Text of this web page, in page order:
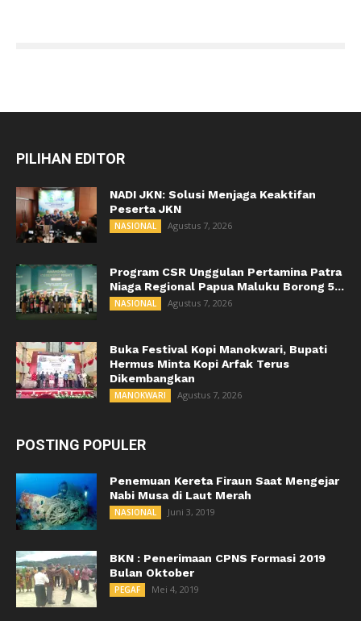
PILIHAN EDITOR
NADI JKN: Solusi Menjaga Keaktifan
Peserta JKN
NASIONAL Agustus 7, 2026
Program CSR Unggulan Pertamina Patra
Niaga Regional Papua Maluku Borong 5...
NASIONAL Agustus 7, 2026
Buka Festival Kopi Manokwari, Bupati
Hermus Minta Kopi Arfak Terus
Dikembangkan
MANOKWARI Agustus 7, 2026
POSTING POPULER
Penemuan Kereta Firaun Saat Mengejar
Nabi Musa di Laut Merah
NASIONAL Juni 3, 2019
BKN : Penerimaan CPNS Formasi 2019
Bulan Oktober
PEGAF Mei 4, 2019